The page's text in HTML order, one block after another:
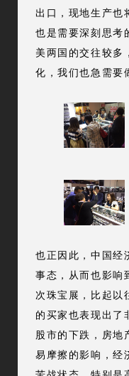
出口，现地生产也
也是需要深刻思考
美两国的交往较多
化，我们也急需要
也正因此，中国经
事态，从而也影响
次珠宝展，比起以
的买家也表现出了
股市的下跌，房地
易摩擦的影响，经